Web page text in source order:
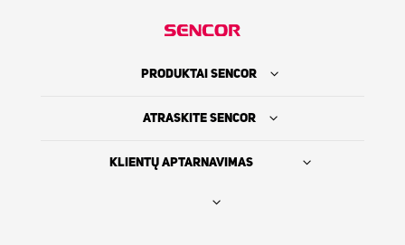
PRODUKTAI SENCOR
ATRASKITE SENCOR
KLIENTŲ APTARNAVIMAS